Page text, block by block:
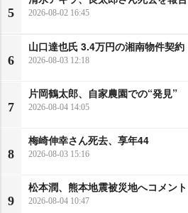
5 2026-08-02 16:45
6
山口達也氏 3.4万円の湘南物件契約
2026-08-03 12:18
7
片岡鶴太郎、自家農園での“発見”
2026-08-04 14:05
8
梅崎伸幸さん死去、享年44
2026-08-03 15:16
9
松本潤、熊本地震被災地へコメント
2026-08-04 10:47